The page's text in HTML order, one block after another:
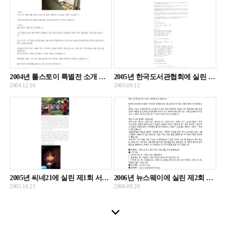
2004년 톨스토이 특별전 소개 인터뷰 영상 및 기사
2004.12.16
2005년 한국도서관협회에 실린 제1회 서울와우북페스티벌 관련 내용
2005.09.12
2005년 씨네21에 실린 제1회 서울와우북페스티벌 관련 내용
2005.10.21
2006년 뉴스웨이에 실린 제2회 서울와우북페스티벌 관련 기사
2006.09.20